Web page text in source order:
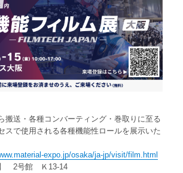
搬送・各種コンバーティング・巻取りに至る
スで使用される各種機能性ロールを展示いた
expo.jp/osaka/ja-jp/visit/film.html
】 2号館 Ｋ13-14